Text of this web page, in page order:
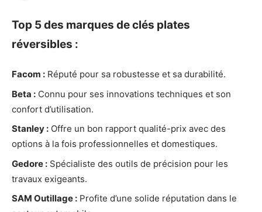
Top 5 des marques de clés plates
réversibles :
Facom : Réputé pour sa robustesse et sa durabilité.
Beta : Connu pour ses innovations techniques et son
confort d’utilisation.
Stanley : Offre un bon rapport qualité-prix avec des
options à la fois professionnelles et domestiques.
Gedore : Spécialiste des outils de précision pour les
travaux exigeants.
SAM Outillage : Profite d’une solide réputation dans le